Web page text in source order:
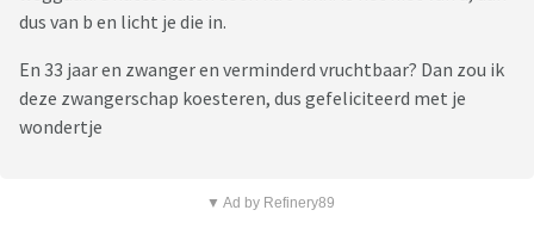
dus van b en licht je die in.
En 33 jaar en zwanger en verminderd vruchtbaar? Dan zou ik
deze zwangerschap koesteren, dus gefeliciteerd met je
wondertje
▼ Ad by Refinery89